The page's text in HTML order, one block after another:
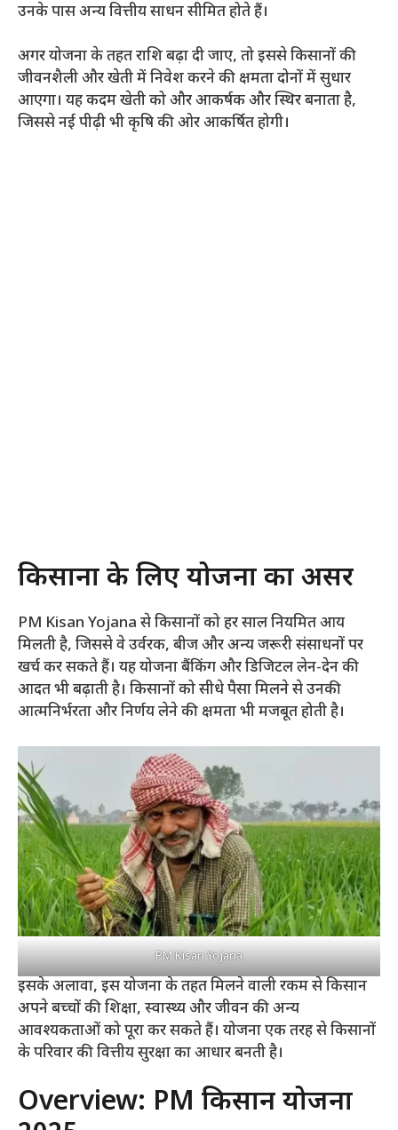
उनके पास अन्य वित्तीय साधन सीमित होते हैं।
अगर योजना के तहत राशि बढ़ा दी जाए, तो इससे किसानों की
जीवनशैली और खेती में निवेश करने की क्षमता दोनों में सुधार
आएगा। यह कदम खेती को और आकर्षक और स्थिर बनाता है,
जिससे नई पीढ़ी भी कृषि की ओर आकर्षित होगी।
किसानों के लिए योजना का असर
PM Kisan Yojana से किसानों को हर साल नियमित आय
मिलती है, जिससे वे उर्वरक, बीज और अन्य जरूरी संसाधनों पर
खर्च कर सकते हैं। यह योजना बैंकिंग और डिजिटल लेन-देन की
आदत भी बढ़ाती है। किसानों को सीधे पैसा मिलने से उनकी
आत्मनिर्भरता और निर्णय लेने की क्षमता भी मजबूत होती है।
PM Kisan Yojana
इसके अलावा, इस योजना के तहत मिलने वाली रकम से किसान
अपने बच्चों की शिक्षा, स्वास्थ्य और जीवन की अन्य
आवश्यकताओं को पूरा कर सकते हैं। योजना एक तरह से किसानों
के परिवार की वित्तीय सुरक्षा का आधार बनती है।
Overview: PM किसान योजना